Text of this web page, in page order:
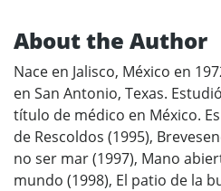
About the Author
Nace en Jalisco, México en
en San Antonio, Texas.
título de médico en México.
de Rescoldos (1995),
no ser mar (1997), Mano
mundo (1998), El patio de la